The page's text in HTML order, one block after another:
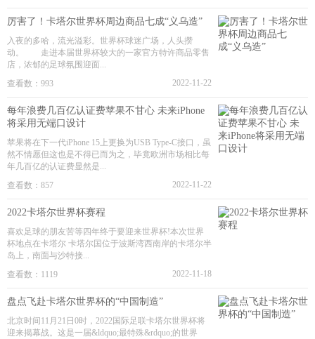
厉害了！卡塔尔世界杯周边商品七成“义乌造”
入夜的多哈，流光溢彩。世界杯球迷广场，人头攒
动。 走进本届世界杯较大的一家官方特许商品零售
店，浓郁的足球氛围迎面...
查看数：993
2022-11-22
每年浪费几百亿认证费苹果不甘心 未来iPhone
将采用无端口设计
苹果将在下一代iPhone 15上更换为USB Type-C接口，虽
然不情愿但这也是不得已而为之，毕竟欧洲市场相比每
年几百亿的认证费显然是...
查看数：857
2022-11-22
2022卡塔尔世界杯赛程
喜欢足球的朋友苦等四年终于要迎来世界杯!本次世界
杯地点在卡塔尔 卡塔尔国位于波斯湾西南岸的卡塔尔半
岛上，南面与沙特接...
查看数：1119
2022-11-18
盘点飞赴卡塔尔世界杯的“中国制造”
北京时间11月21日0时，2022国际足联卡塔尔世界杯将
迎来揭幕战。这是一届&ldquo;最特殊&rdquo;的世界